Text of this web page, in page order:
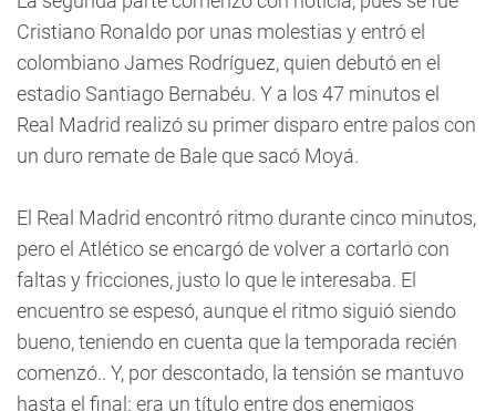
Cristiano Ronaldo por unas molestias y entró el
colombiano James Rodríguez, quien debutó en el
estadio Santiago Bernabéu. Y a los 47 minutos el
Real Madrid realizó su primer disparo entre palos con
un duro remate de Bale que sacó Moyá.
El Real Madrid encontró ritmo durante cinco minutos,
pero el Atlético se encargó de volver a cortarlo con
faltas y fricciones, justo lo que le interesaba. El
encuentro se espesó, aunque el ritmo siguió siendo
bueno, teniendo en cuenta que la temporada recién
comenzó.. Y, por descontado, la tensión se mantuvo
hasta el final: era un título entre dos enemigos